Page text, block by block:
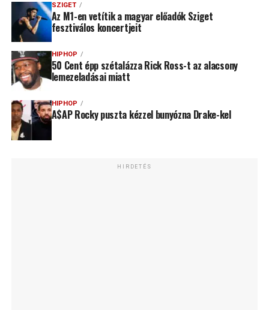
SZIGET
Az M1-en vetítik a magyar előadók Sziget
fesztiválos koncertjeit
HIPHOP
50 Cent épp szétalázza Rick Ross-t az alacsony
lemezeladásai miatt
HIPHOP
A$AP Rocky puszta kézzel bunyózna Drake-kel
HIRDETÉS